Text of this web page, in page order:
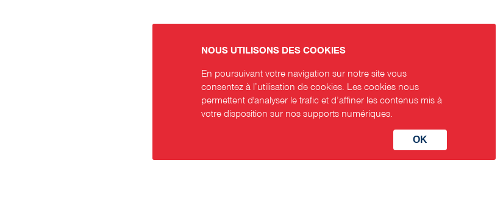
NOUS UTILISONS DES COOKIES
En poursuivant votre navigation sur notre site vous
consentez à l’utilisation de cookies. Les cookies nous
permettent d'analyser le trafic et d’affiner les contenus mis à
votre disposition sur nos supports numériques.